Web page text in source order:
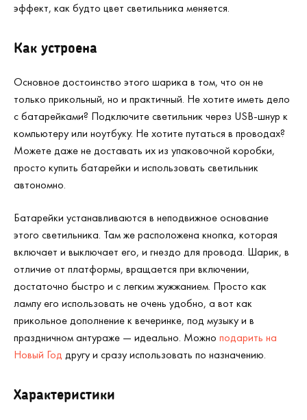
эффект, как будто цвет светильника меняется.
Как устроена
Основное достоинство этого шарика в том, что он не
только прикольный, но и практичный. Не хотите иметь дело
с батарейками? Подключите светильник через USB-шнур к
компьютеру или ноутбуку. Не хотите путаться в проводах?
Можете даже не доставать их из упаковочной коробки,
просто купить батарейки и использовать светильник
автономно.
Батарейки устанавливаются в неподвижное основание
этого светильника. Там же расположена кнопка, которая
включает и выключает его, и гнездо для провода. Шарик, в
отличие от платформы, вращается при включении,
достаточно быстро и с легким жужжанием. Просто как
лампу его использовать не очень удобно, а вот как
прикольное дополнение к вечеринке, под музыку и в
праздничном антураже — идеально. Можно подарить на
Новый Год другу и сразу использовать по назначению.
Характеристики